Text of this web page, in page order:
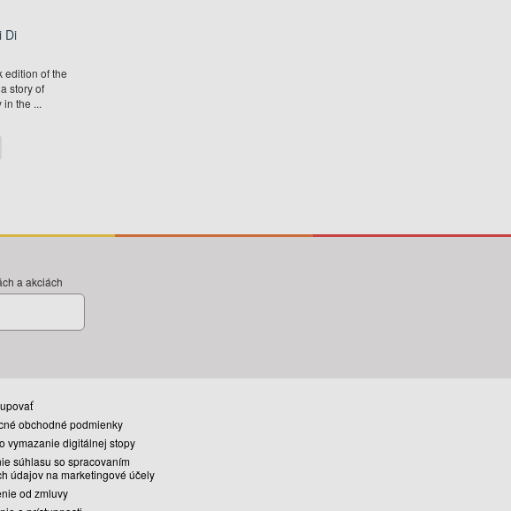
Di
edition of the
story of
the ...
a akciách
obchodné podmienky
vymazanie digitálnej stopy
súhlasu so spracovaním
údajov na marketingové účely
od zmluvy